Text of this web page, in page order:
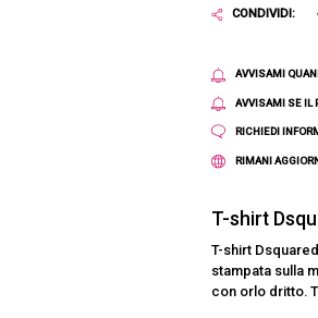
CONDIVIDI:
AVVISAMI
AVVISAMI SE IL
RICHIEDI
RIMANI
T-shirt
T-shirt
stampata sulla
con orlo dritto.